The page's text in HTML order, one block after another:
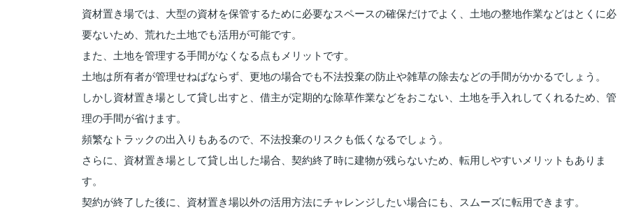
資材置き場では、大型の資材を保管するために必要なスペースの確保だけでよく、土地の整地作業などはとくに必
要ないため、荒れた土地でも活用が可能です。
また、土地を管理する手間がなくなる点もメリットです。
土地は所有者が管理せねばならず、更地の場合でも不法投棄の防止や雑草の除去などの手間がかかるでしょう。
しかし資材置き場として貸し出すと、借主が定期的な除草作業などをおこない、土地を手入れしてくれるため、管
理の手間が省けます。
頻繁なトラックの出入りもあるので、不法投棄のリスクも低くなるでしょう。
さらに、資材置き場として貸し出した場合、契約終了時に建物が残らないため、転用しやすいメリットもありま
す。
契約が終了した後に、資材置き場以外の活用方法にチャレンジしたい場合にも、スムーズに転用できます。